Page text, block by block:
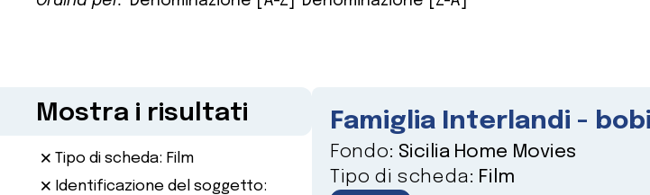
Mostra i risultati
Tipo di scheda: Film
Identificazione del soggetto:
Famiglia Interlandi -
Fondo: Sicilia Home Movies
Tipo di scheda: Film